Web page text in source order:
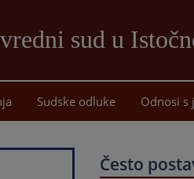
sud u
Sudske odluke Odnosi s
Često